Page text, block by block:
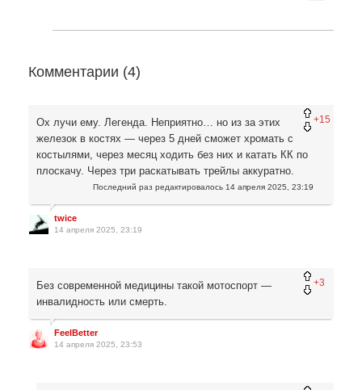
Комментарии (4)
+15
Ох лучи ему. Легенда. Неприятно… но из за этих
железок в костях — через 5 дней сможет хромать с
костылями, через месяц ходить без них и катать КК по
плоскачу. Через три раскатывать трейлы аккуратно.
Последний раз редактировалось 14 апреля 2025, 23:19
twice
14 апреля 2025, 23:19
+3
Без современной медицины такой мотоспорт —
инвалидность или смерть.
FeelBetter
14 апреля 2025, 23:53